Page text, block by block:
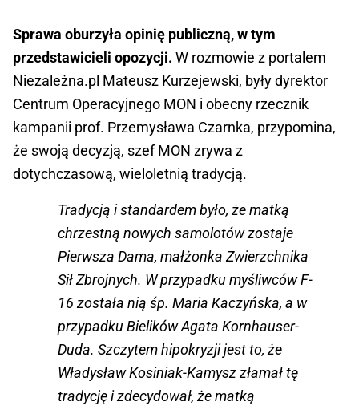
Sprawa oburzyła opinię publiczną, w tym
przedstawicieli opozycji. W rozmowie z portalem
Niezależna.pl Mateusz Kurzejewski, były dyrektor
Centrum Operacyjnego MON i obecny rzecznik
kampanii prof. Przemysława Czarnka, przypomina,
że swoją decyzją, szef MON zrywa z
dotychczasową, wieloletnią tradycją.
Tradycją i standardem było, że matką
chrzestną nowych samolotów zostaje
Pierwsza Dama, małżonka Zwierzchnika
Sił Zbrojnych. W przypadku myśliwców F-
16 została nią śp. Maria Kaczyńska, a w
przypadku Bielików Agata Kornhauser-
Duda. Szczytem hipokryzji jest to, że
Władysław Kosiniak-Kamysz złamał tę
tradycję i zdecydował, że matką